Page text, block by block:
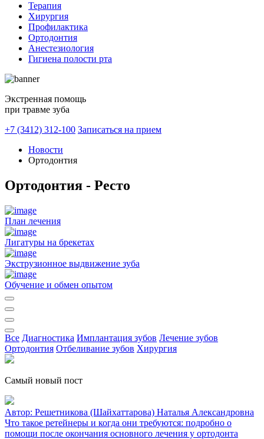
Терапия
Хирургия
Профилактика
Ортодонтия
Анестезиология
Гигиена полости рта
Экстренная помощь
при травме зуба
+7 (3412) 312-100 Записаться на прием
Новости
Ортодонтия
Ортодонтия - Ресто
План лечения
Лигатуры на брекетах
Экструзионное выдвижение зуба
Обучение и обмен опытом
Все Диагностика Имплантация зубов Лечение зубов
Ортодонтия Отбеливание зубов Хирургия
Самый новый пост
Автор: Решетникова (Шайхаттарова) Наталья Александровна
Что такое ретейнеры и когда они требуются: подробно о
помощи после окончания основного лечения у ортодонта